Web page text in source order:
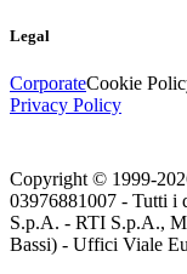
Legal
CorporateCookie
Privacy Policy
Copyright © 1999-
03976881007 - Tutti i
S.p.A. - RTI S.p.A.,
Bassi) - Uffici Viale